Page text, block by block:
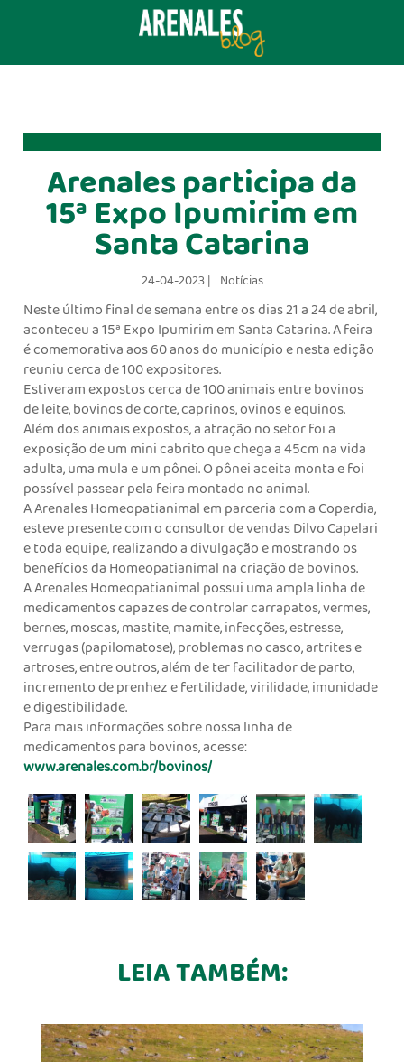
Arenales participa da
15ª Expo Ipumirim em
Santa Catarina
24-04-2023 | Notícias
Neste último final de semana entre os dias 21 a 24 de abril,
aconteceu a 15ª Expo Ipumirim em Santa Catarina. A feira
é comemorativa aos 60 anos do município e nesta edição
reuniu cerca de 100 expositores.
Estiveram expostos cerca de 100 animais entre bovinos
de leite, bovinos de corte, caprinos, ovinos e equinos.
Além dos animais expostos, a atração no setor foi a
exposição de um mini cabrito que chega a 45cm na vida
adulta, uma mula e um pônei. O pônei aceita monta e foi
possível passear pela feira montado no animal.
A Arenales Homeopatianimal em parceria com a Coperdia,
esteve presente com o consultor de vendas Dilvo Capelari
e toda equipe, realizando a divulgação e mostrando os
benefícios da Homeopatianimal na criação de bovinos.
A Arenales Homeopatianimal possui uma ampla linha de
medicamentos capazes de controlar carrapatos, vermes,
bernes, moscas, mastite, mamite, infecções, estresse,
verrugas (papilomatose), problemas no casco, artrites e
artroses, entre outros, além de ter facilitador de parto,
incremento de prenhez e fertilidade, virilidade, imunidade
e digestibilidade.
Para mais informações sobre nossa linha de
medicamentos para bovinos, acesse:
www.arenales.com.br/bovinos/
LEIA TAMBÉM: